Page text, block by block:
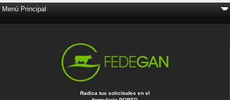
Radica tus solicitudes en el